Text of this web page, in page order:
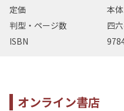
定価
本
判型・ページ数
四
ISBN
オンライン書店